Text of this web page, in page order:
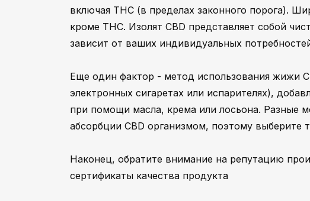
включая THC (в пределах законного порога).
кроме THC. Изолят CBD представляет собой
зависит от ваших индивидуальных
Еще один фактор - метод использования жижи
электронных сигаретах или испарителях),
при помощи масла, крема или лосьона. Разные
абсорбции CBD организмом, поэтому выберите
Наконец, обратите внимание на репутацию
сертификаты качества продукта